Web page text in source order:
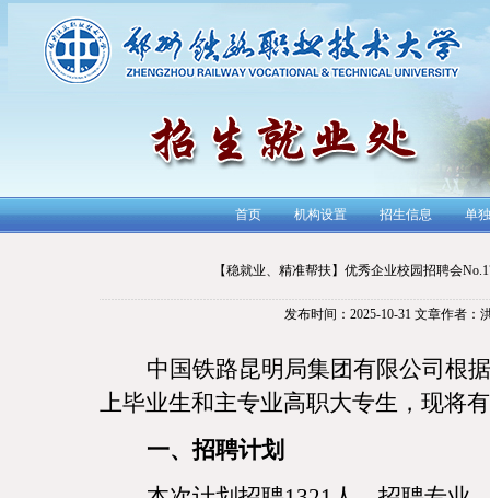
首页 机构设置 招生信息 单
【稳就业、精准帮扶】优秀企业校园招聘会
发布时间：2025-10-31 文章作者：
中国铁路昆明局集团有限公司根
上毕业生和主专业高职大专生，现将
一、招聘计划